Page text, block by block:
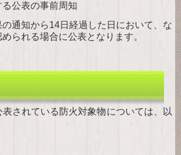
公表の事前周知
通知から14日経過した日において、な
られる場合に公表となります。
されている防火対象物については、以